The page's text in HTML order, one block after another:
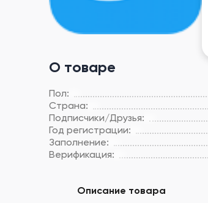
О товаре
Пол:
Страна:
Подписчики/Друзья:
Год регистрации:
Заполнение:
Верификация:
Описание товара